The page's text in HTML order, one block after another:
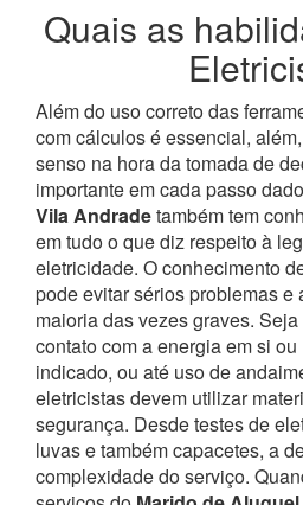
Quais as
Além do uso correto das
com cálculos é essencial,
senso na hora da tomada de
importante em cada passo
Vila Andradetambém tem
em tudo o que diz respeito à
eletricidade. O conhecimento
pode evitar sérios problemas e
maioria das vezes graves.
contato com a energia em si
indicado, ou até uso de
eletricistas devem utilizar
segurança. Desde testes de
luvas e também capacetes, a
complexidade do serviço.